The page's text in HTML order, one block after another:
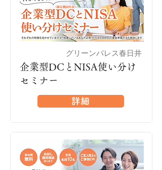
グリーンパレス春日井
企業型DCとNISA使い分け
セミナー
詳細